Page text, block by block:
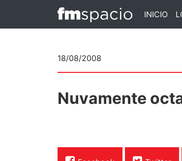
INICIO
18/08/2008
Nuvamente